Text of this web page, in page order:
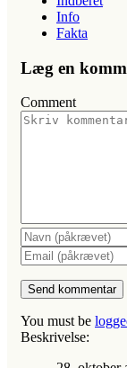
Info
Fakta
Læg en
Comment
You must be
Beskrivelse: